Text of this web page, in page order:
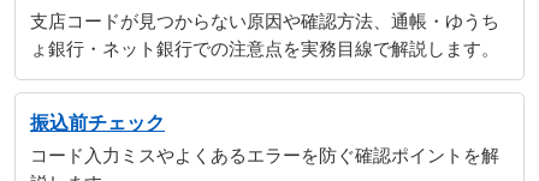
支店コードが見つからない原因や確認方法、通帳・ゆうち
ょ銀行・ネット銀行での注意点を実務目線で解説します。
振込前チェック
コード入力ミスやよくあるエラーを防ぐ確認ポイントを解